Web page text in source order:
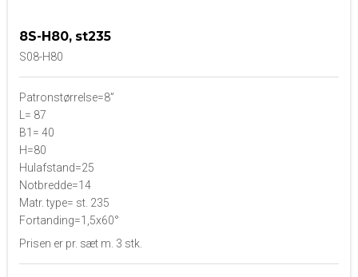
8S-H80, st235
S08-H80
Patronstørrelse=8”
L= 87
B1= 40
H=80
Hulafstand=25
Notbredde=14
Matr. type= st. 235
Fortanding=1,5x60°
Prisen er pr. sæt m. 3 stk.